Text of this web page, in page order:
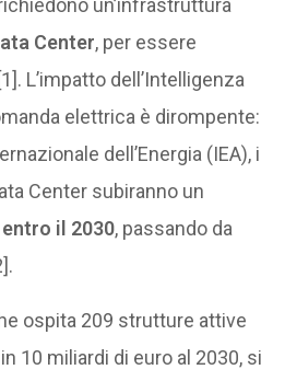
Center, per essere
L’impatto dell’Intelligenza
elettrica è dirompente:
dell’Energia (IEA), i
Center subiranno un
entro il 2030, passando da
ospita 209 strutture attive
10 miliardi di euro al 2030, si